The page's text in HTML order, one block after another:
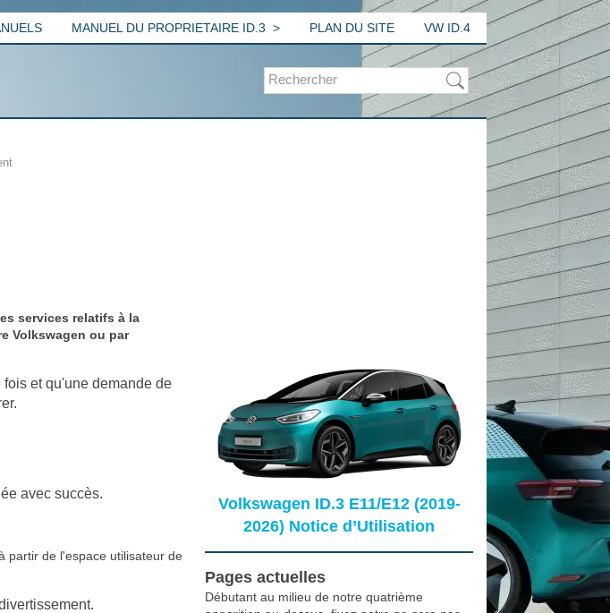
MANUEL DU PROPRIETAIRE ID.3 PLAN DU SITE VW ID.4
services relatifs à la
Volkswagen ou par
et qu'une demande de
avec succès.
partir de l'espace utilisateur de
Volkswagen ID.3 E11/E12 (2019-
2026) Notice d’Utilisation
Pages actuelles
Débutant au milieu de notre quatrième